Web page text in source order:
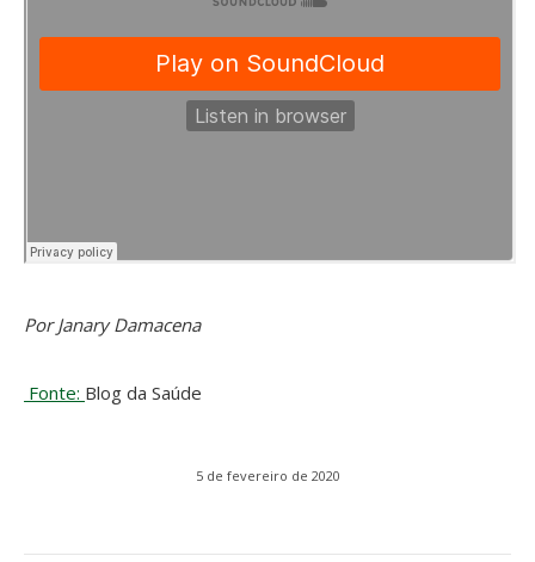
Por Janary Damacena
Fonte: Blog da Saúde
5 de fevereiro de 2020